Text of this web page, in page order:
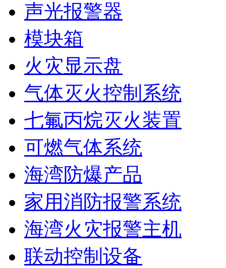
声光报警器
模块箱
火灾显示盘
气体灭火控制系统
七氟丙烷灭火装置
可燃气体系统
海湾防爆产品
家用消防报警系统
海湾火灾报警主机
联动控制设备